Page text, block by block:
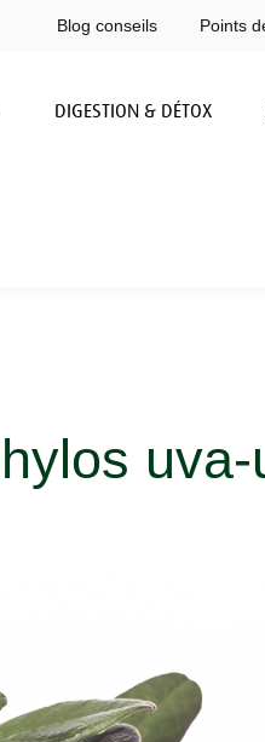
Blog conseils Points
DIGESTION & DÉTOX
uva-